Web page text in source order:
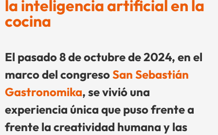
la inteligencia artificial en la
cocina
El pasado 8 de octubre de 2024, en el
marco del congresoSan Sebastián
Gastronomika, se vivió una
experiencia única que puso frente a
frente la creatividad humana y las